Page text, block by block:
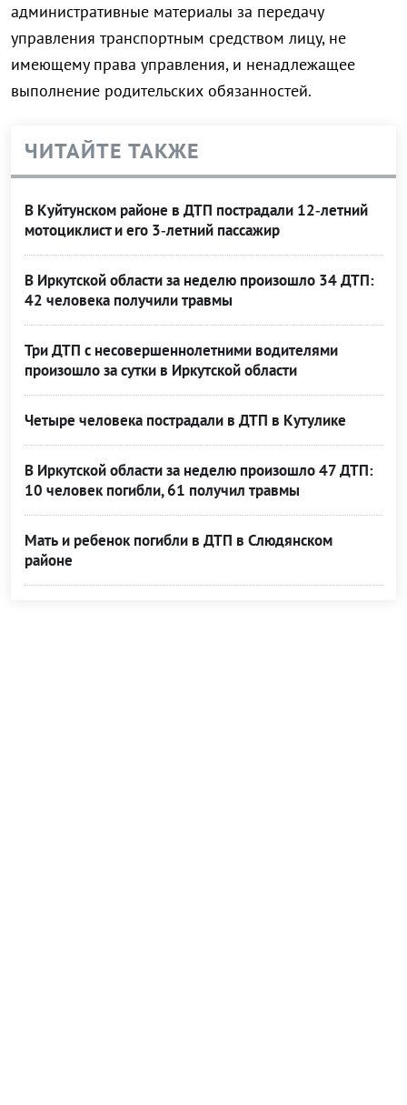
административные материалы за передачу
управления транспортным средством лицу, не
имеющему права управления, и ненадлежащее
выполнение родительских обязанностей.
ЧИТАЙТЕ ТАКЖЕ
В Куйтунском районе в ДТП пострадали 12‑летний
мотоциклист и его 3‑летний пассажир
В Иркутской области за неделю произошло 34 ДТП:
42 человека получили травмы
Три ДТП с несовершеннолетними водителями
произошло за сутки в Иркутской области
Четыре человека пострадали в ДТП в Кутулике
В Иркутской области за неделю произошло 47 ДТП:
10 человек погибли, 61 получил травмы
Мать и ребенок погибли в ДТП в Слюдянском
районе